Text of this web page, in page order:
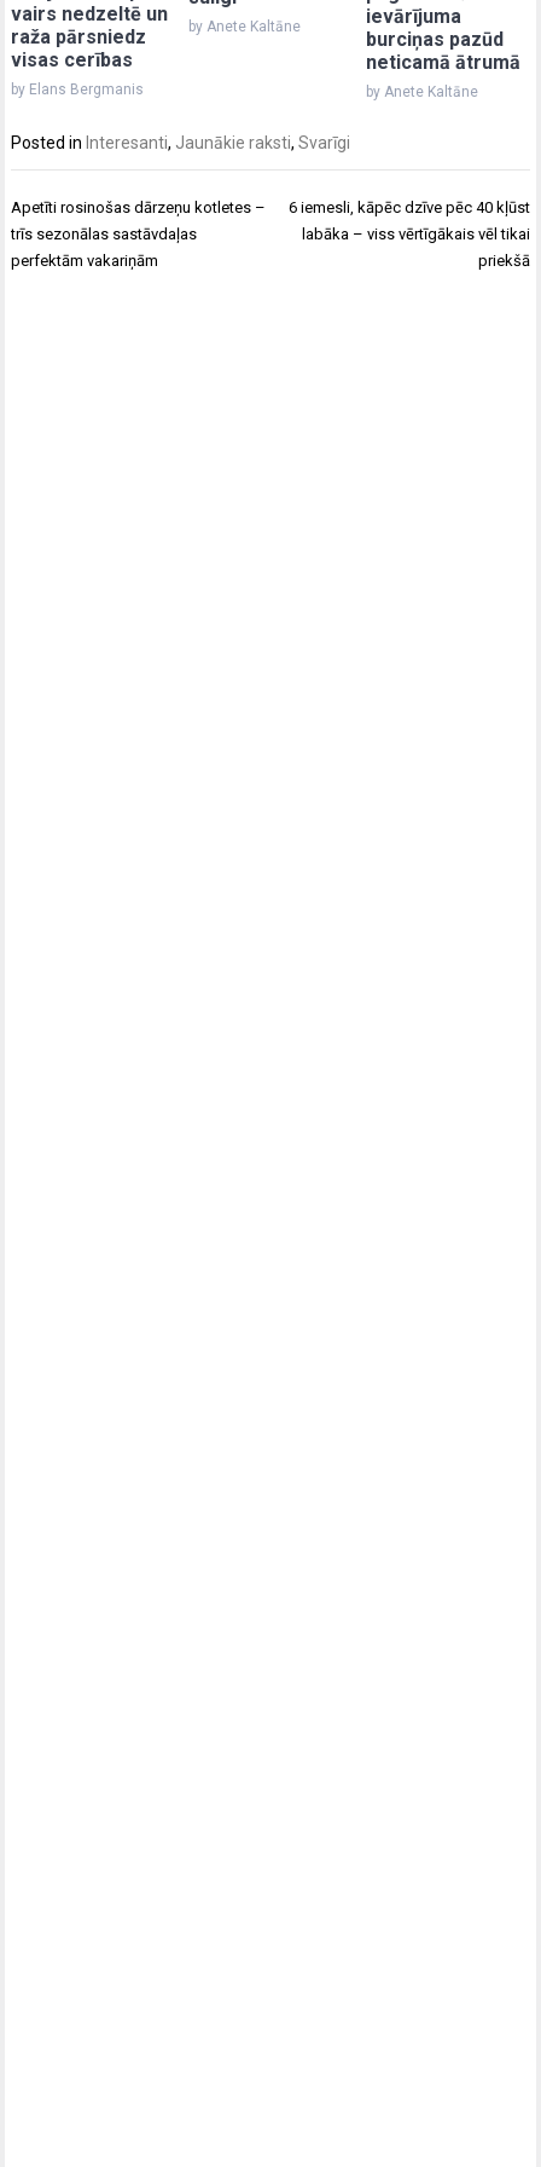
vairs nedzeltē un
raža pārsniedz
visas cerības
by Elans Bergmanis
by Anete Kaltāne
ievārījuma
burciņas pazūd
neticamā ātrumā
by Anete Kaltāne
Posted in Interesanti, Jaunākie raksti,Svarīgi
Post
navigation
Apetīti rosinošas dārzeņu kotletes –
trīs sezonālas sastāvdaļas
perfektām vakariņām
6 iemesli, kāpēc dzīve pēc 40 kļūst
labāka – viss vērtīgākais vēl tikai
priekšā